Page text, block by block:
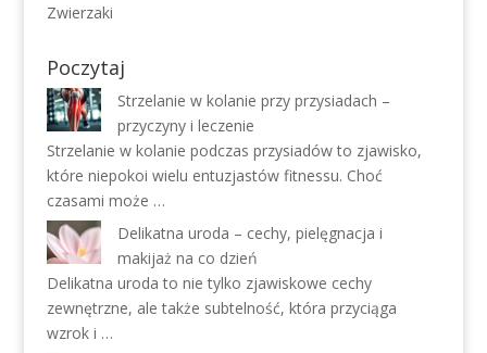
Zwierzaki
Poczytaj
Strzelanie w kolanie przy przysiadach –
przyczyny i leczenie
Strzelanie w kolanie podczas przysiadów to zjawisko,
które niepokoi wielu entuzjastów fitnessu. Choć
czasami może …
Delikatna uroda – cechy, pielęgnacja i
makijaż na co dzień
Delikatna uroda to nie tylko zjawiskowe cechy
zewnętrzne, ale także subtelność, która przyciąga
wzrok i …